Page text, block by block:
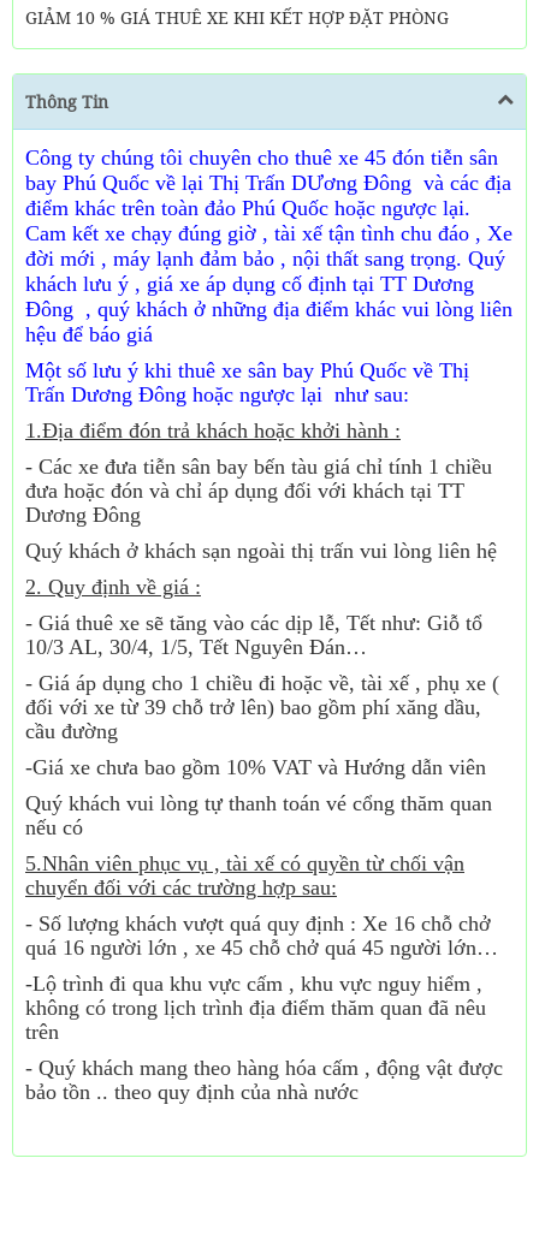
GIẢM 10 % GIÁ THUÊ XE KHI KẾT HỢP ĐẶT PHÒNG
Thông Tin
Công ty chúng tôi chuyên cho thuê xe 45 đón tiễn sân
bay Phú Quốc về lại Thị Trấn DƯơng Đông và các địa
điểm khác trên toàn đảo Phú Quốc hoặc ngược lại.
Cam kết xe chạy đúng giờ , tài xế tận tình chu đáo , Xe
đời mới , máy lạnh đảm bảo , nội thất sang trọng. Quý
khách lưu ý , giá xe áp dụng cố định tại TT Dương
Đông , quý khách ở những địa điểm khác vui lòng liên
hệu để báo giá
Một số lưu ý khi thuê xe sân bay Phú Quốc về Thị
Trấn Dương Đông hoặc ngược lại như sau:
1.Địa điểm đón trả khách hoặc khởi hành :
- Các xe đưa tiễn sân bay bến tàu giá chỉ tính 1 chiều
đưa hoặc đón và chỉ áp dụng đối với khách tại TT
Dương Đông
Quý khách ở khách sạn ngoài thị trấn vui lòng liên hệ
2. Quy định về giá :
- Giá thuê xe sẽ tăng vào các dịp lễ, Tết như: Giỗ tổ
10/3 AL, 30/4, 1/5, Tết Nguyên Đán…
- Giá áp dụng cho 1 chiều đi hoặc về, tài xế , phụ xe (
đối với xe từ 39 chỗ trở lên) bao gồm phí xăng dầu,
cầu đường
-Giá xe chưa bao gồm 10% VAT và Hướng dẫn viên
Quý khách vui lòng tự thanh toán vé cổng thăm quan
nếu có
5.Nhân viên phục vụ , tài xế có quyền từ chối vận
chuyển đối với các trường hợp sau:
- Số lượng khách vượt quá quy định : Xe 16 chỗ chở
quá 16 người lớn , xe 45 chỗ chở quá 45 người lớn…
-Lộ trình đi qua khu vực cấm , khu vực nguy hiểm ,
không có trong lịch trình địa điểm thăm quan đã nêu
trên
- Quý khách mang theo hàng hóa cấm , động vật được
bảo tồn .. theo quy định của nhà nước